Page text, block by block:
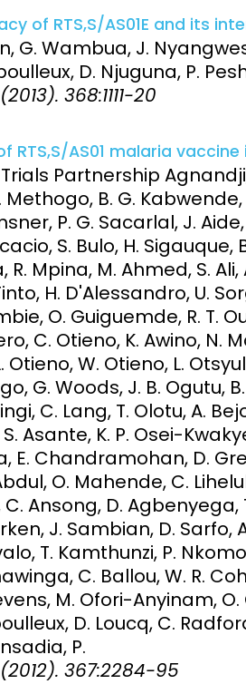
Climate and
and NCDs
of RTS,S/AS01E and its
G. Wambua, J.
D. Njuguna, P.
368:1111-20
RTS,S/AS01 malaria
Partnership
Methogo, B. G.
P. G. Sacarlal, J.
S. Bulo, H. Sigauque,
R. Mpina, M. Ahmed, S.
H. D'Alessandro, U.
O. Guiguemde, R. T.
C. Otieno, K. Awino, N.
Otieno, W. Otieno, L.
G. Woods, J. B. Ogutu,
C. Lang, T. Olotu, A.
Asante, K. P. Osei-
E. Chandramohan, D.
O. Mahende, C.
C. Ansong, D. Agbenyega,
J. Sambian, D. Sarfo,
T. Kamthunzi, P.
C. Ballou, W. R.
M. Ofori-Anyinam,
D. Loucq, C.
P.
367:2284-95